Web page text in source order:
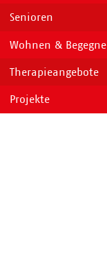
Senioren
Wohnen &
Therapieangebote
Projekte